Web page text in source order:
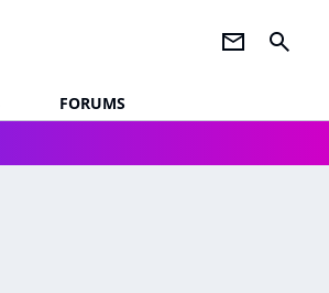
newsletter search
FORUMS